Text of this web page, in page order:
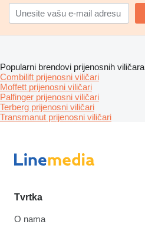
Popularni brendovi prijenosnih viličara
Combilift prijenosni viličari
Moffett prijenosni viličari
Palfinger prijenosni viličari
Terberg prijenosni viličari
Transmanut prijenosni viličari
Tvrtka
O nama